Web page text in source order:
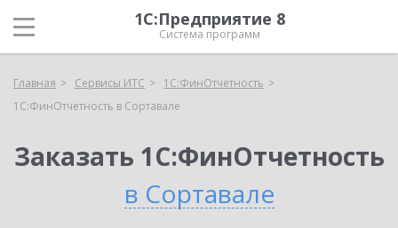
1С:Предприятие 8
Система программ
Главная Сервисы ИТС
1С:ФинОтчетность
1С:ФинОтчетность в Сортавале
Заказать 1С:ФинОтчетность
в Сортавале